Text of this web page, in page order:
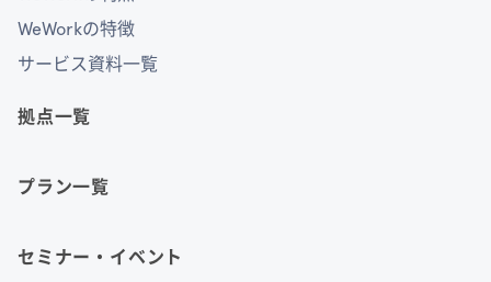
WeWorkの特徴
サービス資料一覧
拠点一覧
プラン一覧
セミナー・イベント